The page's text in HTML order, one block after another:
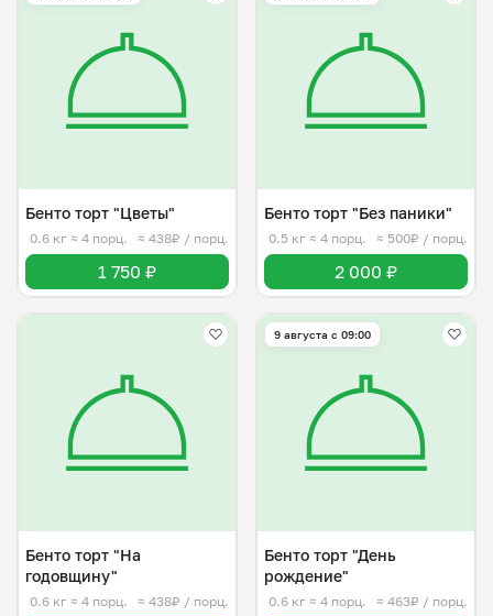
Бенто торт "Цветы"
0.6 кг ≈ 4 порц. ≈ 438₽ / порц.
1 750 ₽
Бенто торт "Без паники"
0.5 кг ≈ 4 порц. ≈ 500₽ / порц.
2 000 ₽
Бенто торт "На
годовщину"
0.6 кг ≈ 4 порц. ≈ 438₽ / порц.
9 августа с 09:00
Бенто торт "День
рождение"
0.6 кг ≈ 4 порц. ≈ 463₽ / порц.